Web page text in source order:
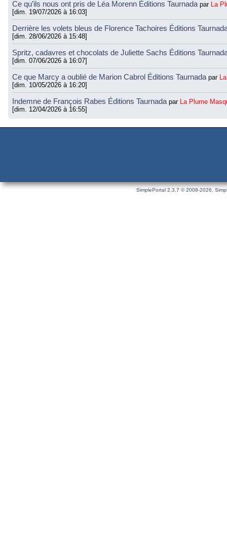
Ce qu’ils nous ont pris de Léa Morenn Éditions Taurnada par
La
[dim. 19/07/2026 à 16:03]
Derrière les volets bleus de Florence Tachoires Éditions
[dim. 28/06/2026 à 15:48]
Spritz, cadavres et chocolats de Juliette Sachs Éditions
[dim. 07/06/2026 à 16:07]
Ce que Marcy a oublié de Marion Cabrol Éditions Taurnada par
[dim. 10/05/2026 à 16:20]
Indemne de François Rabes Éditions Taurnada par
La Plume
[dim. 12/04/2026 à 16:55]
SimplePortal 2.3.7 © 2008-2026,